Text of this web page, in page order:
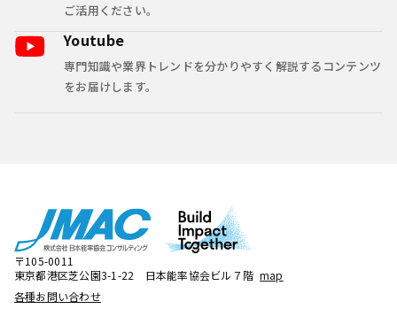
ご活用ください。
Youtube
専門知識や業界トレンドを分かりやすく解説するコンテンツ
をお届けします。
〒105-0011
東京都港区芝公園3-1-22 日本能率協会ビル７階 map
各種お問い合わせ